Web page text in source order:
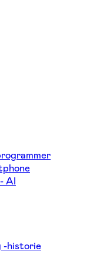
AI
-historie